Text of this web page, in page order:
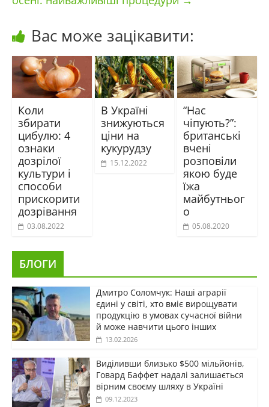
Вас може зацікавити:
Коли
збирати
цибулю: 4
ознаки
дозрілої
культури і
способи
прискорити
дозрівання
03.08.2022
В Україні
знижуються
ціни на
кукурудзу
15.12.2022
“Нас
чіпують?”:
британські
вчені
розповіли
якою буде
їжа
майбутньог
о
05.08.2020
БЛОГИ
Дмитро Соломчук: Наші аграрії
єдині у світі, хто вміє вирощувати
продукцію в умовах сучасної війни
й може навчити цього інших
13.02.2026
Виділивши близько $500 мільйонів,
Говард Баффет надалі залишається
вірним своєму шляху в Україні
09.12.2023